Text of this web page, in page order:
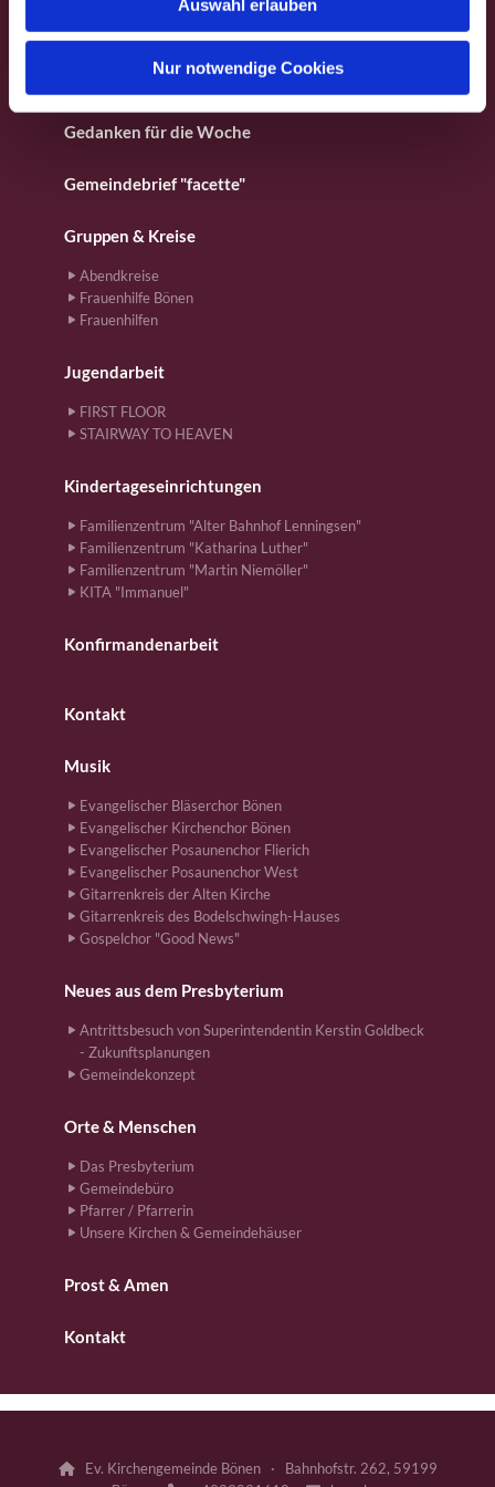
Auswahl erlauben
Nur notwendige Cookies
Für Kinder
Gedanken für die Woche
Gemeindebrief "facette"
Gruppen & Kreise
Abendkreise
Frauenhilfe Bönen
Frauenhilfen
Jugendarbeit
FIRST FLOOR
STAIRWAY TO HEAVEN
Kindertageseinrichtungen
Familienzentrum "Alter Bahnhof Lenningsen"
Familienzentrum "Katharina Luther"
Familienzentrum "Martin Niemöller"
KITA "Immanuel"
Konfirmandenarbeit
Kontakt
Musik
Evangelischer Bläserchor Bönen
Evangelischer Kirchenchor Bönen
Evangelischer Posaunenchor Flierich
Evangelischer Posaunenchor West
Gitarrenkreis der Alten Kirche
Gitarrenkreis des Bodelschwingh-Hauses
Gospelchor "Good News"
Neues aus dem Presbyterium
Antrittsbesuch von Superintendentin Kerstin Goldbeck
- Zukunftsplanungen
Gemeindekonzept
Orte & Menschen
Das Presbyterium
Gemeindebüro
Pfarrer / Pfarrerin
Unsere Kirchen & Gemeindehäuser
Prost & Amen
Kontakt
Ev. Kirchengemeinde Bönen · Bahnhofstr. 262, 59199